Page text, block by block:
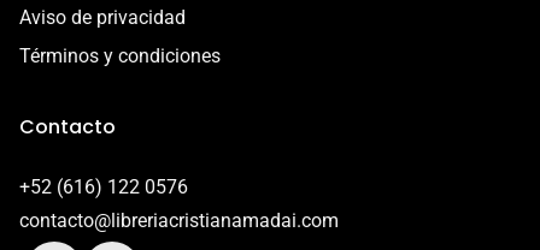
Aviso de privacidad
Términos y condiciones
Contacto
+52 (616) 122 0576
contacto@libreriacristianamadai.com